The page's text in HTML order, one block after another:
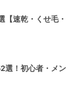
【速乾・くせ毛・
選！初心者・メン